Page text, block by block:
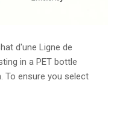
d'une Ligne de
in a PET bottle
To ensure you select